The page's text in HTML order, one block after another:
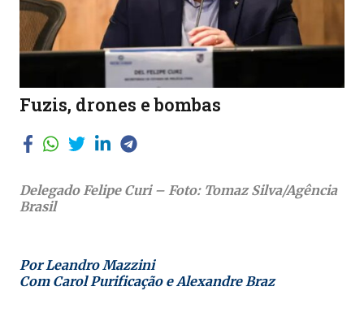
Fuzis, drones e bombas
Delegado Felipe Curi – Foto: Tomaz Silva/Agência
Brasil
Por Leandro Mazzini
Com Carol Purificação e Alexandre Braz